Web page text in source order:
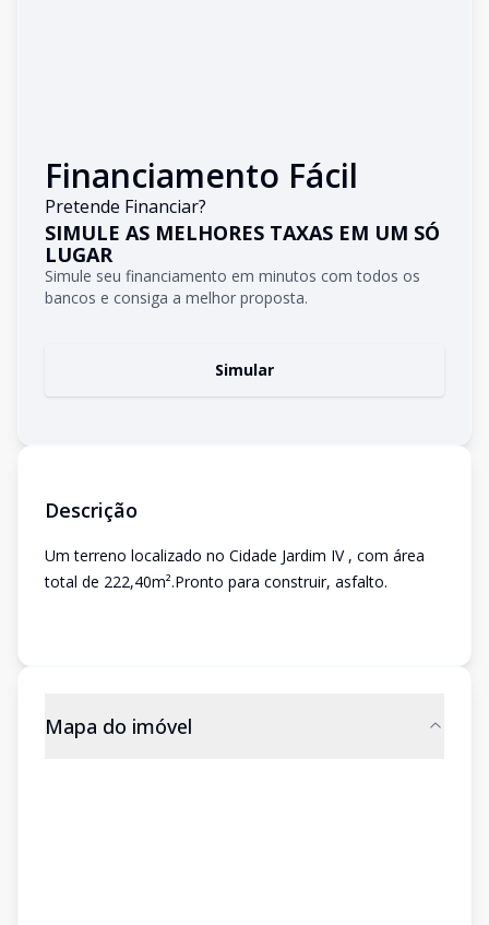
Financiamento Fácil
Pretende Financiar?
SIMULE AS MELHORES TAXAS EM UM SÓ
LUGAR
Simule seu financiamento em minutos com todos os
bancos e consiga a melhor proposta.
Simular
Descrição
Um terreno localizado no Cidade Jardim IV , com área
total de 222,40m².Pronto para construir, asfalto.
Mapa do imóvel